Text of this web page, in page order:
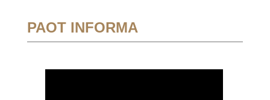
PAOT INFORMA